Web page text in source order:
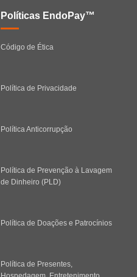
Políticas EndoPay™
Código de Ética
Política de Privacidade
Política Anticorrupção
Política de Prevenção à Lavagem
de Dinheiro (PLD)
Política de Doações e Patrocínios
Política de Presentes,